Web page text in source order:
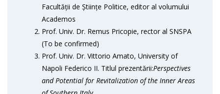
Facultății de Științe Politice, editor al volumului
Academos
Prof. Univ. Dr. Remus Pricopie, rector al SNSPA
(To be confirmed)
Prof. Univ. Dr. Vittorio Amato, University of
Napoli Federico II. Titlul prezentării:Perspectives
and Potential for Revitalization of the Inner Areas